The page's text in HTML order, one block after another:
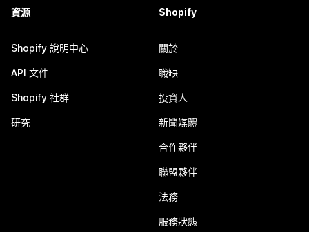
資源
Shopify 說明中心
API 文件
Shopify 社群
研究
Shopify
關於
職缺
投資人
新聞媒體
合作夥伴
聯盟夥伴
法務
服務狀態